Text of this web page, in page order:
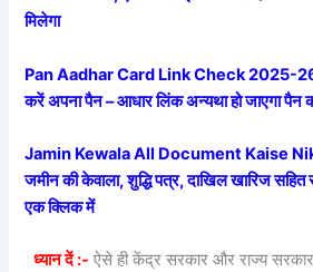
मिलेगा
Pan Aadhar Card Link Check 2025-26
करें अपना पैन – आधार लिंक अन्यथा हो जाएगा पैन
Jamin Kewala All Document Kaise
जमीन की केवाला, शुद्धि पत्र, दाखिल खारिज
एक क्लिक में
ध्यान दें :- ऐसे ही केंद्र सरकार और राज्य